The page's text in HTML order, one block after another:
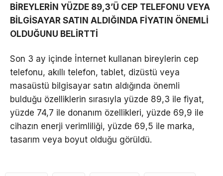
BİREYLERİN YÜZDE 89,3’Ü CEP TELEFONU VEYA
BİLGİSAYAR SATIN ALDIĞINDA FİYATIN ÖNEMLİ
OLDUĞUNU BELİRTTİ
Son 3 ay içinde İnternet kullanan bireylerin cep
telefonu, akıllı telefon, tablet, dizüstü veya
masaüstü bilgisayar satın aldığında önemli
bulduğu özelliklerin sırasıyla yüzde 89,3 ile fiyat,
yüzde 74,7 ile donanım özellikleri, yüzde 69,9 ile
cihazın enerji verimliliği, yüzde 69,5 ile marka,
tasarım veya boyut olduğu görüldü.